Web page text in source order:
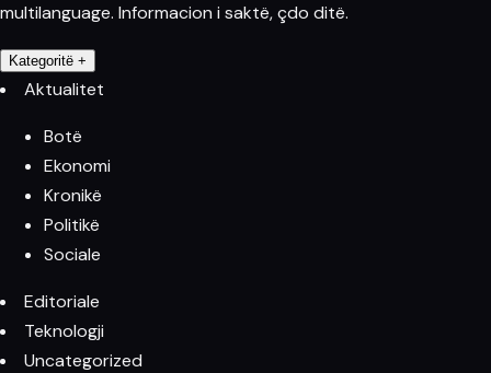
multilanguage. Informacion i saktë, çdo ditë.
Kategoritë +
Aktualitet
Botë
Ekonomi
Kronikë
Politikë
Sociale
Editoriale
Teknologji
Uncategorized